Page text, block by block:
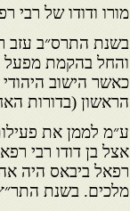
מורו ודודו של רבי
בשנת התרס״ב עזב
והחל בהקמת מפעל
כאשר הישוב
הראשון (בדורות
ע״מ לממן את
אצל בן דודו רבי
רפאל ביבאס היה
מלכים. בשנת